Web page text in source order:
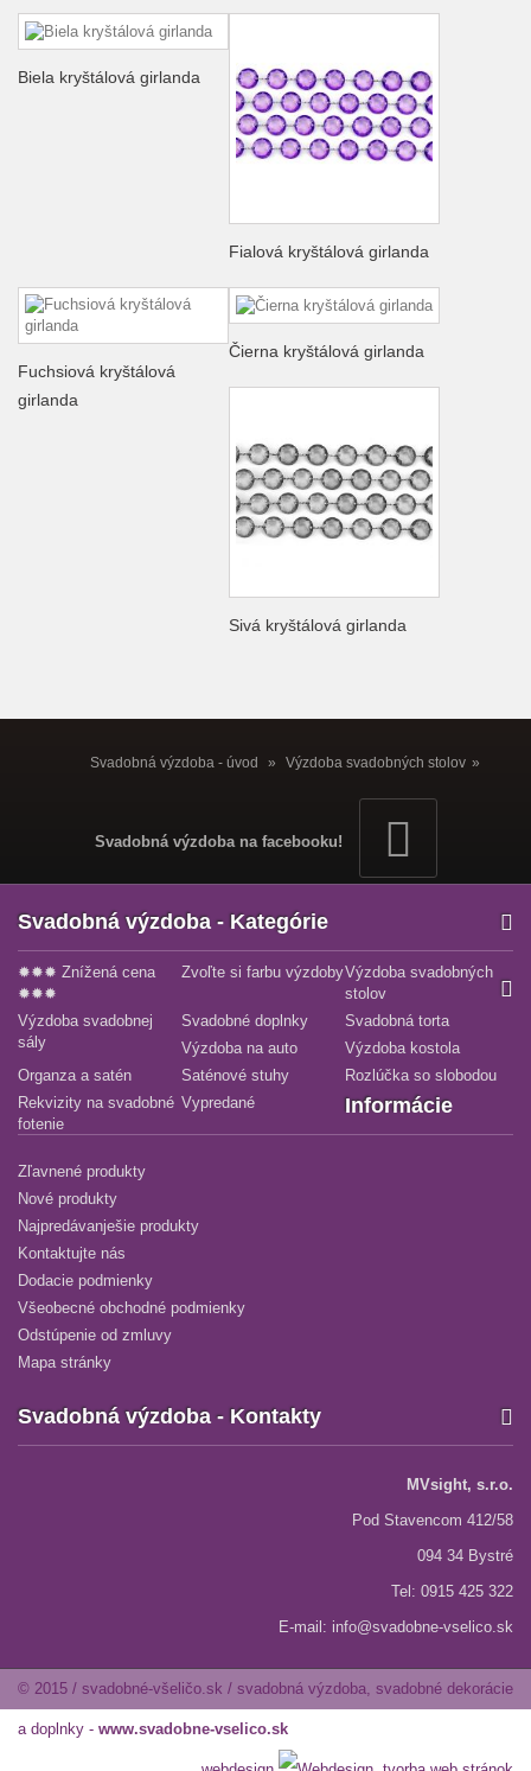
Biela kryštálová girlanda
Fialová kryštálová girlanda
Fuchsiová kryštálová
girlanda
Čierna kryštálová girlanda
Sivá kryštálová girlanda
Svadobná výzdoba - úvod » Výzdoba svadobných stolov »
Svadobná výzdoba na facebooku!
Svadobná výzdoba - Kategórie
✹✹✹ Znížená cena
✹✹✹
Zvoľte si farbu výzdobyVýzdoba svadobných
stolov
Výzdoba svadobnej
sály
Svadobné doplnky
Svadobná torta
Výzdoba na auto
Výzdoba kostola
Organza a satén
Saténové stuhy
Rozlúčka so slobodou
Rekvizity na svadobné
fotenie
Vypredané Informácie
Zľavnené produkty
Nové produkty
Najpredávanješie produkty
Kontaktujte nás
Dodacie podmienky
Všeobecné obchodné podmienky
Odstúpenie od zmluvy
Mapa stránky
Svadobná výzdoba - Kontakty
MVsight, s.r.o.
Pod Stavencom 412/58
094 34 Bystré
Tel: 0915 425 322
E-mail: info@svadobne-vselico.sk
© 2015 / svadobné-všeličo.sk / svadobná výzdoba, svadobné dekorácie
a doplnky - www.svadobne-vselico.sk